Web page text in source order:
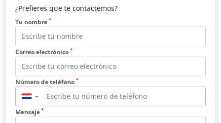
¿Prefieres que te contactemos?
Tu nombre *
Correo electrónico *
Número de teléfono *
▼
Mensaje *